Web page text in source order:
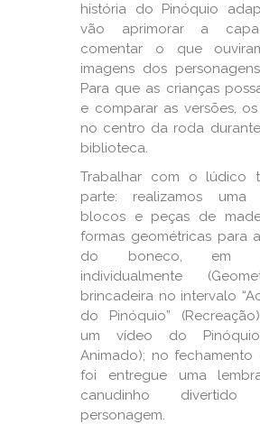
história do Pinóquio
vão aprimorar a
comentar o que
imagens dos
Para que as crianças
e comparar as versões,
no centro da roda
biblioteca.
Trabalhar com o lúdico
parte: realizamos
blocos e peças de
formas geométricas para
do boneco, em
individualmente
brincadeira no intervalo
do Pinóquio”
um vídeo do Pinóquio
Animado); no
foi entregue uma
canudinho
personagem.